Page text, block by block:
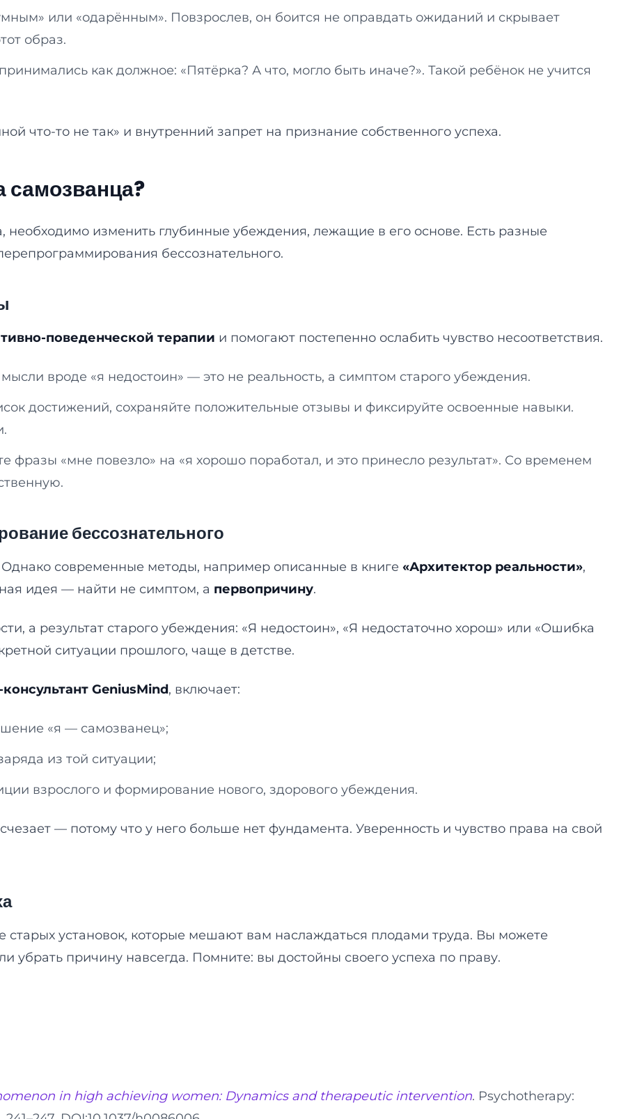
или «одарённым». Повзрослев, он боится не оправдать ожиданий и скрывает
образ.
как должное: «Пятёрка? А что, могло быть иначе?». Такой ребёнок не учится
что-то не так» и внутренний запрет на признание собственного успеха.
самозванца?
необходимо изменить глубинные убеждения, лежащие в его основе. Есть разные
бессознательного.
поведенческой терапии и помогают постепенно ослабить чувство несоответствия.
вроде «я недостоин» — это не реальность, а симптом старого убеждения.
достижений, сохраняйте положительные отзывы и фиксируйте освоенные навыки.
фразы «мне повезло» на «я хорошо поработал, и это принесло результат». Со временем
бессознательного
современные методы, например описанные в книге «Архитектор реальности»,
идея — найти не симптом, а первопричину.
а результат старого убеждения: «Я недостоин», «Я недостаточно хорош» или «Ошибка
ситуации прошлого, чаще в детстве.
GeniusMind, включает:
«я — самозванец»;
из той ситуации;
взрослого и формирование нового, здорового убеждения.
— потому что у него больше нет фундамента. Уверенность и чувство права на свой
установок, которые мешают вам наслаждаться плодами труда. Вы можете
убрать причину навсегда. Помните: вы достойны своего успеха по праву.
in high achieving women: Dynamics and therapeutic intervention. Psychotherapy: